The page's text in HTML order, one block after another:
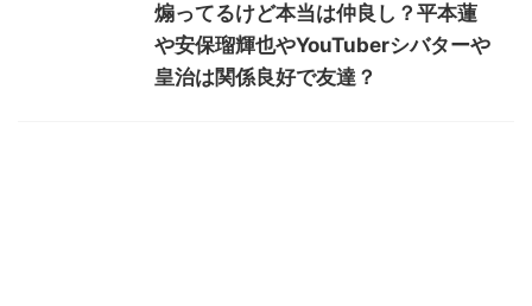
煽ってるけど本当は仲良し？平本蓮
や安保瑠輝也やYouTuberシバターや
皇治は関係良好で友達？